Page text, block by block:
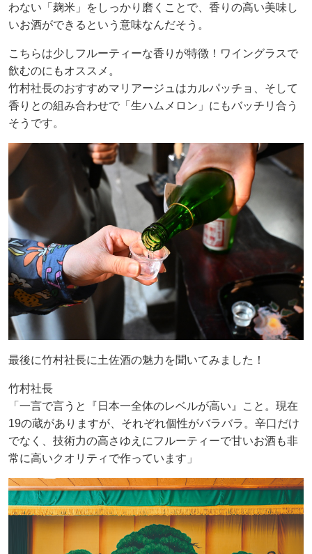
わない「麹米」をしっかり磨くことで、香りの高い美味し
いお酒ができるという意味なんだそう。
こちらは少しフルーティーな香りが特徴！ワイングラスで
飲むのにもオススメ。
竹村社長のおすすめマリアージュはカルパッチョ、そして
香りとの組み合わせで「生ハムメロン」にもバッチリ合う
そうです。
最後に竹村社長に土佐酒の魅力を聞いてみました！
竹村社長
「一言で言うと『日本一全体のレベルが高い』こと。現在
19の蔵がありますが、それぞれ個性がバラバラ。辛口だけ
でなく、技術力の高さゆえにフルーティーで甘いお酒も非
常に高いクオリティで作っています」